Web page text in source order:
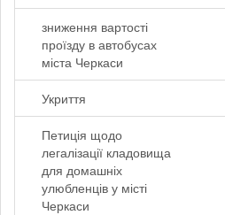
зниження вартості
проїзду в автобусах
міста Черкаси
Укриття
Петиція щодо
легалізації кладовища
для домашніх
улюбленців у місті
Черкаси